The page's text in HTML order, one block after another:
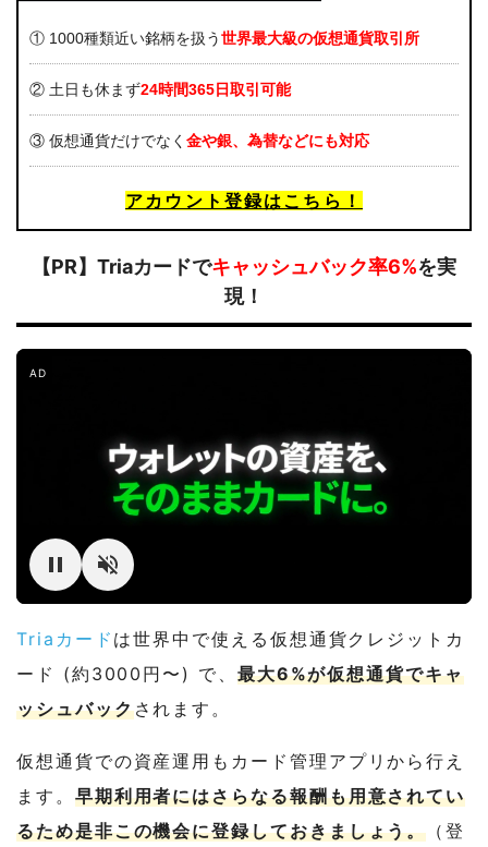
① 1000種類近い銘柄を扱う世界最大級の仮想通貨取引所
② 土日も休まず24時間365日取引可能
③ 仮想通貨だけでなく 金や銀、為替などにも対応
アカウント登録はこちら！
【PR】Triaカードでキャッシュバック率6%を実
現！
AD
Triaカード は世界中で使える仮想通貨クレジットカ
ード (約3000円〜) で、 最大6%が仮想通貨でキャ
ッシュバックされます。
仮想通貨での資産運用もカード管理アプリから行え
ます。 早期利用者にはさらなる報酬も用意されてい
るため是非この機会に登録しておきましょう。 （登